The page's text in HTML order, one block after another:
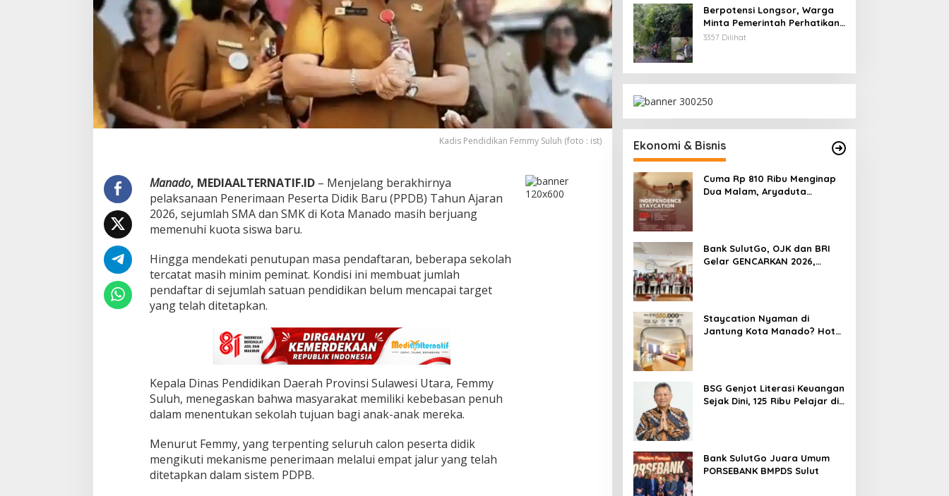
e
u
m
a
h
S
M
A
S
M
K
d
i
a
n
a
d
o
K
e
k
u
a
n
g
Kadis Pendidikan Femmy Suluh (foto : ist)
Manado, MEDIAALTERNATIF.ID– Menjelang berakhirnya
pelaksanaan Penerimaan Peserta Didik Baru (PPDB) Tahun Ajaran
2026, sejumlah SMA dan SMK di Kota Manado masih berjuang
memenuhi kuota siswa baru.
Hingga mendekati penutupan masa pendaftaran, beberapa sekolah
tercatat masih minim peminat. Kondisi ini membuat jumlah
pendaftar di sejumlah satuan pendidikan belum mencapai target
yang telah ditetapkan.
Kepala Dinas Pendidikan Daerah Provinsi Sulawesi Utara, Femmy
Suluh, menegaskan bahwa masyarakat memiliki kebebasan penuh
dalam menentukan sekolah tujuan bagi anak-anak mereka.
Menurut Femmy, yang terpenting seluruh calon peserta didik
mengikuti mekanisme penerimaan melalui empat jalur yang telah
ditetapkan dalam sistem PDPB.
Berpotensi Longsor, Warga
Minta Pemerintah Perhatikan
Akses Jalan Masuk
3357 Dilihat
Ekonomi & Bisnis
Cuma Rp 810 Ribu Menginap
Dua Malam, Aryaduta
Bank SulutGo, OJK dan BRI
Gelar GENCARKAN 2026,
Staycation Nyaman di
Jantung Kota Manado? Hotel
BSG Genjot Literasi Keuangan
Sejak Dini, 125 Ribu Pelajar di
Bank SulutGo Juara Umum
PORSEBANK BMPDS Sulut